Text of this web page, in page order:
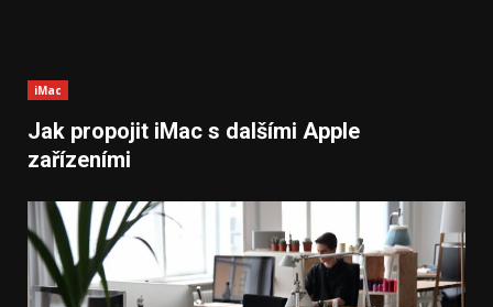
iMac
Jak propojit iMac s dalšími Apple
zařízeními